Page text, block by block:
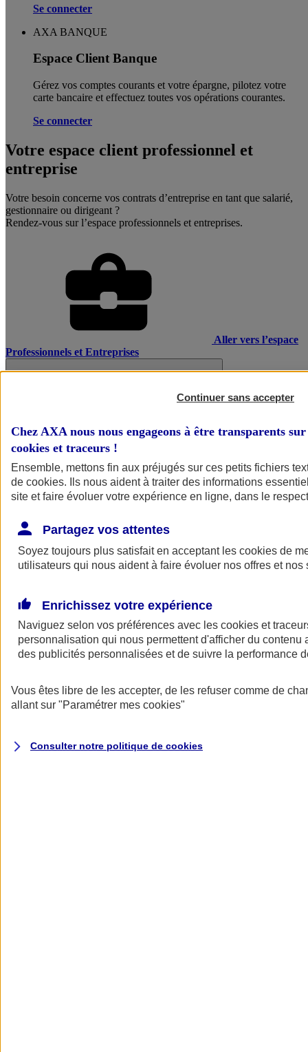
Se connecter
AXA BANQUE
Espace Client Banque
Gérez vos comptes courants et votre épargne, pilotez votre
carte bancaire et effectuez toutes vos opérations courantes.
Se connecter
Votre espace client professionnel et
entreprise
Votre besoin concerne vos contrats d’entreprise en tant que salarié,
gestionnaire ou dirigeant ?
Rendez-vous sur l’espace professionnels et entreprises.
Aller vers l’espace
Professionnels et Entreprises
AXA Assurance
Continuer sans accepter
Chez AXA nous nous engageons à être transparents
cookies et traceurs !
Ensemble, mettons fin aux préjugés sur ces petits fichiers
de cookies. Ils nous aident à traiter des informations
site et faire évoluer votre expérience en ligne, dans le
Partagez vos attentes
Soyez toujours plus satisfait en acceptant les cookies de
utilisateurs qui nous aident à faire évoluer nos offres et nos
Enrichissez votre expérience
Naviguez selon vos préférences avec les cookies et
personnalisation qui nous permettent d'afficher du contenu
des publicités personnalisées et de suivre la performance
Vous êtes libre de les accepter, de les refuser comme de
allant sur "Paramétrer mes cookies"
Consulter notre politique de cookies